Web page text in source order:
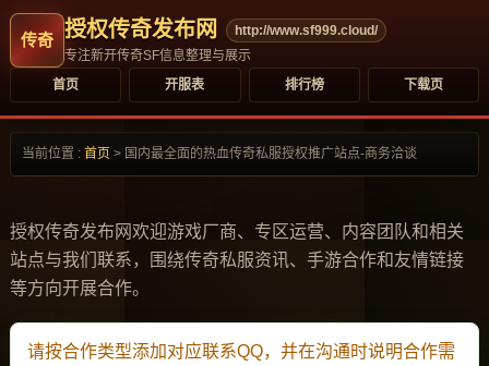
授权传奇发布网
http://www.sf999.cloud/
专注新开传奇SF信息整理与展示
首页
开服表 排行榜 下载页
当前位置 : 首页 > 国内最全面的热血传奇私服授权推广站点-商务洽谈
授权传奇发布网欢迎游戏厂商、专区运营、内容团队和相关
站点与我们联系，围绕传奇私服资讯、手游合作和友情链接
等方向开展合作。
请按合作类型添加对应联系QQ，并在沟通时说明合作需